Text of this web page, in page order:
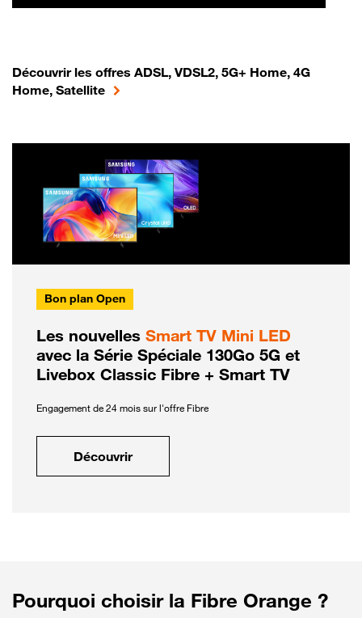
Découvrir les offres ADSL, VDSL2, 5G+ Home, 4G
Home, Satellite
Bon plan Open
Les nouvelles Smart TV Mini LED
avec la Série Spéciale 130Go 5G et
Livebox Classic Fibre + Smart TV
Engagement de 24 mois sur l'offre Fibre
Découvrir
Pourquoi choisir la Fibre Orange ?